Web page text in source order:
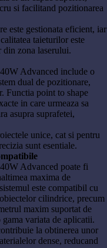
si facilitand pozitionarea
este gestionata eficient, iar
taieturilor este
zona laserului.
Advanced include o
dual de pozitionare,
Functia point to shape
in care urmeaza sa
asupra suprafetei,
unice, cat si pentru
sunt esentiale.
Advanced poate fi
maxima de
este compatibil cu
cilindrice, precum
maxim suportat de
variata de aplicatii.
la obtinerea unor
dense, reducand